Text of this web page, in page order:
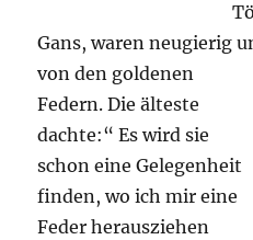
Gans, waren neugierig
von den goldenen
Federn. Die älteste
dachte:“ Es wird sie
schon eine Gelegenheit
finden, wo ich mir eine
Feder herausziehen